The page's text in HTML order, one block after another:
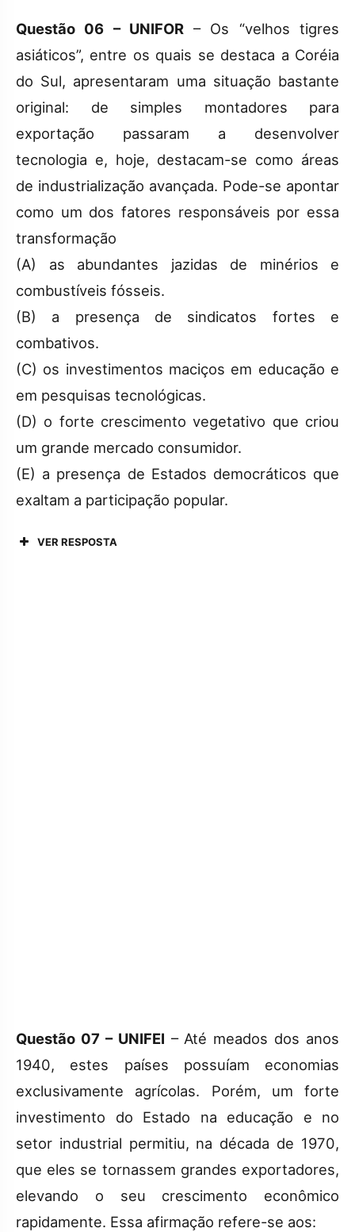
Questão 06 – UNIFOR– Os “velhos tigres
asiáticos”, entre os quais se destaca a Coréia
do Sul, apresentaram uma situação bastante
original: de simples montadores para
exportação passaram a desenvolver
tecnologia e, hoje, destacam-se como áreas
de industrialização avançada. Pode-se apontar
como um dos fatores responsáveis por essa
transformação
(A) as abundantes jazidas de minérios e
combustíveis fósseis.
(B) a presença de sindicatos fortes e
combativos.
(C) os investimentos maciços em educação e
em pesquisas tecnológicas.
(D) o forte crescimento vegetativo que criou
um grande mercado consumidor.
(E) a presença de Estados democráticos que
exaltam a participação popular.
VER RESPOSTA
Questão 07 – UNIFEI – Até meados dos anos
1940, estes países possuíam economias
exclusivamente agrícolas. Porém, um forte
investimento do Estado na educação e no
setor industrial permitiu, na década de 1970,
que eles se tornassem grandes exportadores,
elevando o seu crescimento econômico
rapidamente. Essa afirmação refere-se aos: